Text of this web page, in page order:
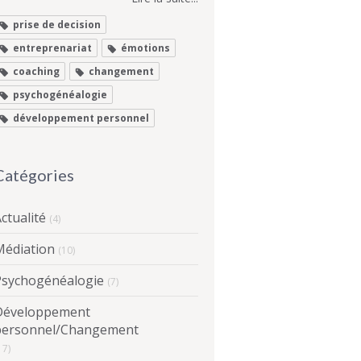
prise de decision
entreprenariat
émotions
coaching
changement
psychogénéalogie
développement personnel
(4)
(10)
(7)
Changement